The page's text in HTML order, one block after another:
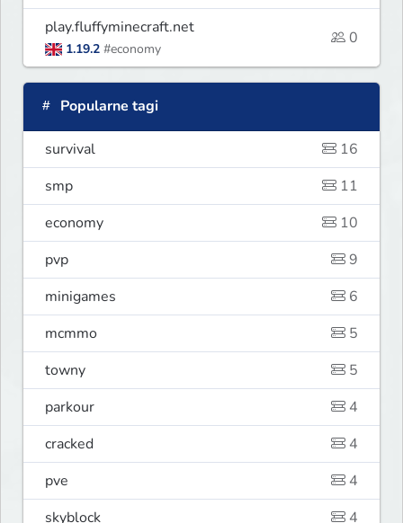
play.fluffyminecraft.net
1.19.2 #economy
0
Popularne tagi
survival
16
smp
11
economy
10
pvp
9
minigames
6
mcmmo
5
towny
5
parkour
4
cracked
4
pve
4
skyblock
4